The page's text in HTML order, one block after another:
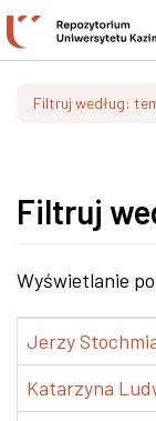
Filtruj według:
Filtruj
Wyświetlanie
Jerzy
Katarzyna